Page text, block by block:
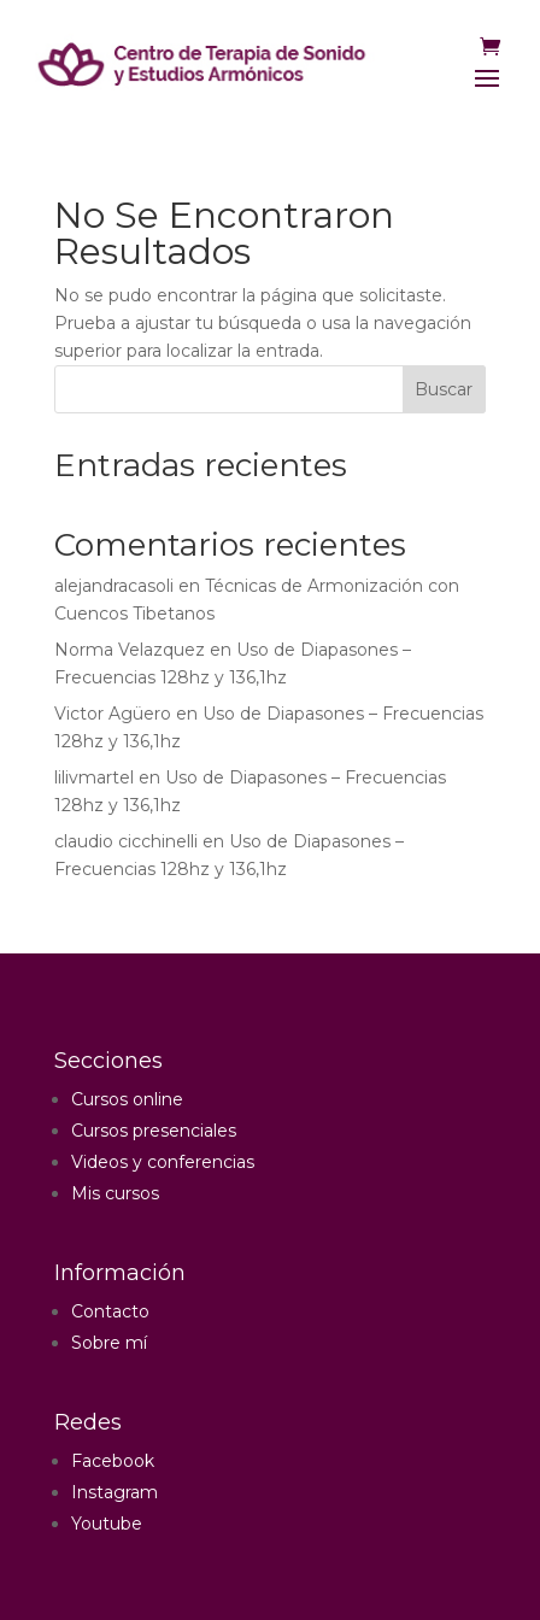
No Se Encontraron
Resultados
No se pudo encontrar la página que solicitaste.
Prueba a ajustar tu búsqueda o usa la navegación
superior para localizar la entrada.
Buscar
Entradas recientes
Comentarios recientes
alejandracasoli en Técnicas de Armonización con
Cuencos Tibetanos
Norma Velazquez en Uso de Diapasones –
Frecuencias 128hz y 136,1hz
Victor Agüero en Uso de Diapasones – Frecuencias
128hz y 136,1hz
lilivmartel en Uso de Diapasones – Frecuencias
128hz y 136,1hz
claudio cicchinelli en Uso de Diapasones –
Frecuencias 128hz y 136,1hz
Secciones
Cursos online
Cursos presenciales
Videos y conferencias
Mis cursos
Información
Contacto
Sobre mí
Redes
Facebook
Instagram
Youtube